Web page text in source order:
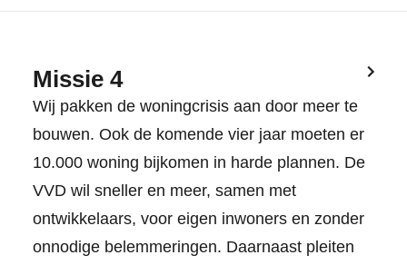
Missie 4
Wij pakken de woningcrisis aan door meer te
bouwen. Ook de komende vier jaar moeten er
10.000 woning bijkomen in harde plannen. De
VVD wil sneller en meer, samen met
ontwikkelaars, voor eigen inwoners en zonder
onnodige belemmeringen. Daarnaast pleiten